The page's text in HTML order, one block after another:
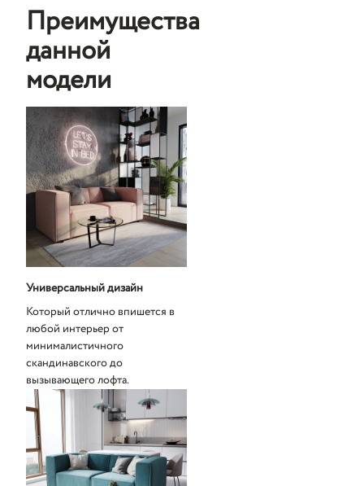
Преимущества
данной
модели
Универсальный дизайн
Который отлично впишется в
любой интерьер от
минималистичного
скандинавского до
вызывающего лофта.